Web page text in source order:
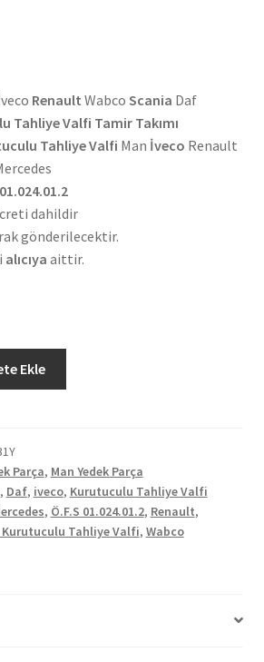
Renault Wabco Scania Daf
Tahliye Valfi Tamir Takımı
Tahliye Valfi Man İveco Renault
dahildir
gönderilecektir.
alıcıya aittir.
Ekle
Parça, Man Yedek Parça
, Daf, iveco, Kurutuculu Tahliye Valfi
, Ö.F.S 01.024.01.2, Renault,
Kurutuculu Tahliye Valfi, Wabco